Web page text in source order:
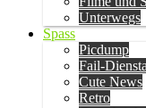
Unterwegs
Spass
Picdump
Fail-
Cute News
Retro